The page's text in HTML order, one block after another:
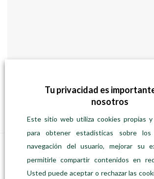
DesdePrecio: 1,90€/
SELECCIONAR OPCIONES
Este
múltiples
variantes.
Las
Tu privacidad es
nosotros
Este sitio web utiliza cookies propias
para obtener estadísticas sobre
navegación del usuario, mejorar su
permitirle compartir contenidos en
Usted puede aceptar o rechazar las